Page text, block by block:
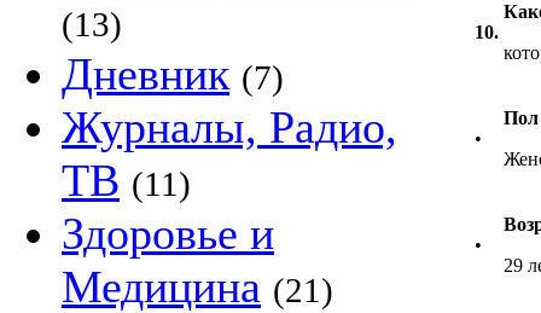
(13)
Дневник (7)
Журналы, Радио,
ТВ (11)
Здоровье и
Медицина (21)
10.
•
Пол
•
29